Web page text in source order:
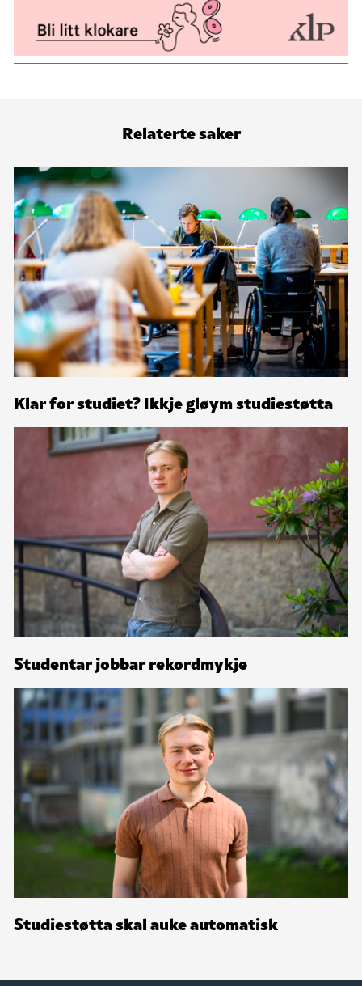
Relaterte saker
Klar for studiet? Ikkje gløym studiestøtta
Studentar jobbar rekordmykje
Studiestøtta skal auke automatisk